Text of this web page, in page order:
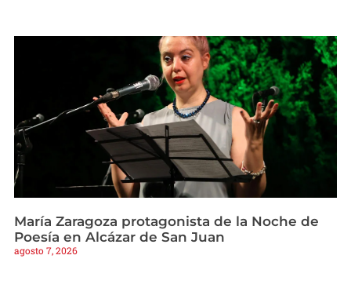
María Zaragoza protagonista de la Noche de
Poesía en Alcázar de San Juan
agosto 7, 2026